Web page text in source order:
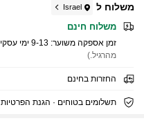
משלוח ל Israel
משלוח חינם
זמן אספקה ​​משוער: 9-13 ימי עסקים
מהרגיל.)
החזרות בחינם
תשלומים בטוחים · הגנת הפרטיות